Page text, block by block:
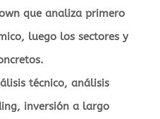
que analiza primero
luego los sectores y
técnico, análisis
inversión a largo